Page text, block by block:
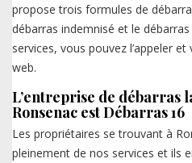
propose trois formules de
débarras indemnisé et le
services, vous pouvez l’appeler
web.
L’entreprise de débarras
Ronsenac est Débarras 16
Les propriétaires se trouvant à
pleinement de nos services et ils